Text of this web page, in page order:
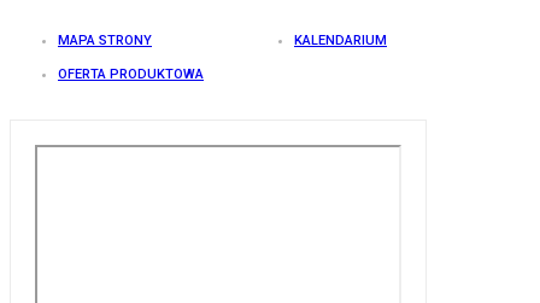
MAPA STRONY KALENDARIUM
OFERTA PRODUKTOWA